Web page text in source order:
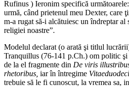
Rufinus ) Ieronim specifică
urmă, când prietenul meu Dexter, care
m-a rugat să-i alcătuiesc un îndreptar
religiei noastre”.
Modelul declarat (o arată şi titlul
Tranquillus (76-141 p.Ch.) om politic şi
de la el fragmente din De viris
rhetoribus, iar în întregime
trebuie să le fi cunoscut, la vremea sa,